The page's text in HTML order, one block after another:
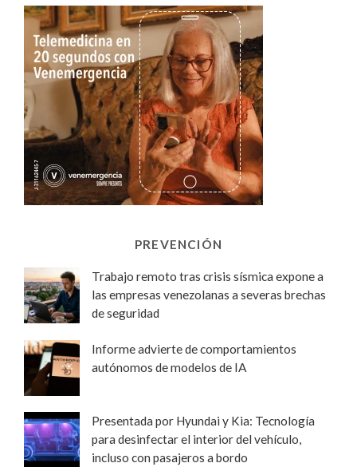
PREVENCIÓN
Trabajo remoto tras crisis sísmica expone a
las empresas venezolanas a severas brechas
de seguridad
Informe advierte de comportamientos
autónomos de modelos de IA
Presentada por Hyundai y Kia: Tecnología
para desinfectar el interior del vehículo,
incluso con pasajeros a bordo